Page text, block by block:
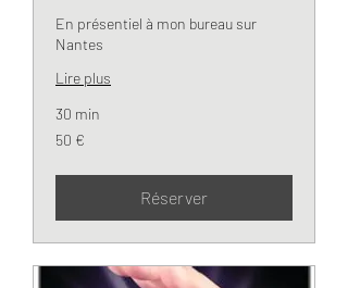
En présentiel à mon bureau sur
Nantes
Lire plus
30 min
50
euros
50 €
Réserver